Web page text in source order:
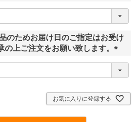
(
)
のためお届け日のご指定はお受け
の上ご注文をお願い致します。
(
必
)
お気に入りに登録する